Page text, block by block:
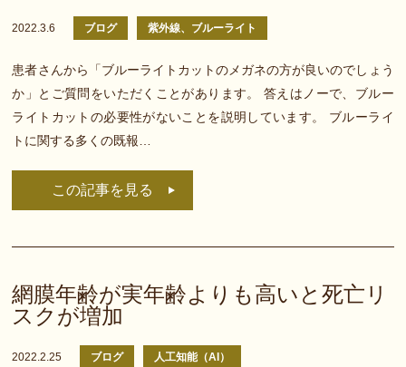
2022.3.6 ブログ 紫外線、ブルーライト
患者さんから「ブルーライトカットのメガネの方が良いのでしょう
か」とご質問をいただくことがあります。 答えはノーで、ブルー
ライトカットの必要性がないことを説明しています。 ブルーライ
トに関する多くの既報…
この記事を見る
網膜年齢が実年齢よりも高いと死亡リ
スクが増加
2022.2.25 ブログ 人工知能（AI）